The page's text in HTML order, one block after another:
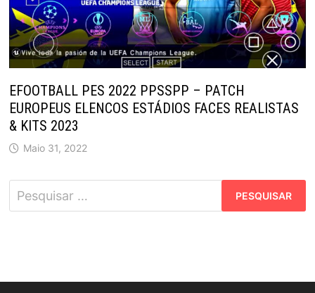
EFOOTBALL PES 2022 PPSSPP – PATCH
EUROPEUS ELENCOS ESTÁDIOS FACES REALISTAS
& KITS 2023
Maio 31, 2022
Pesquisar
por: